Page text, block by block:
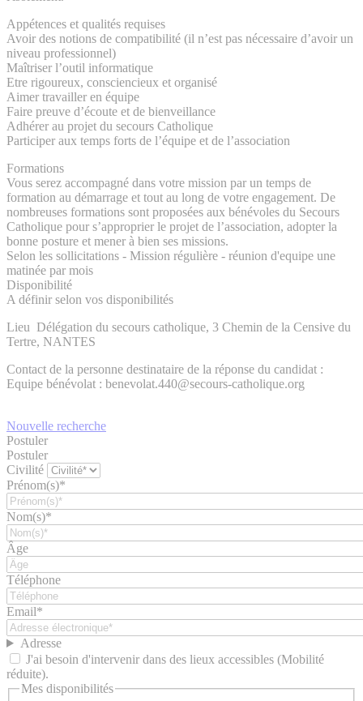
Appétences et qualités requises
Avoir des notions de compatibilité (il n’est pas nécessaire d’avoir un
niveau professionnel)
Maîtriser l’outil informatique
Etre rigoureux, consciencieux et organisé
Aimer travailler en équipe
Faire preuve d’écoute et de bienveillance
Adhérer au projet du secours Catholique
Participer aux temps forts de l’équipe et de l’association
Formations
Vous serez accompagné dans votre mission par un temps de
formation au démarrage et tout au long de votre engagement. De
nombreuses formations sont proposées aux bénévoles du Secours
Catholique pour s’approprier le projet de l’association, adopter la
bonne posture et mener à bien ses missions.
Selon les sollicitations - Mission régulière - réunion d'equipe une
matinée par mois
Disponibilité
A définir selon vos disponibilités
Lieu Délégation du secours catholique, 3 Chemin de la Censive du
Tertre, NANTES
Contact de la personne destinataire de la réponse du candidat :
Equipe bénévolat : benevolat.440@secours-catholique.org
Nouvelle recherche
Postuler
Postuler
Civilité
Prénom(s)*
Nom(s)*
Âge
Téléphone
Email*
Adresse
J'ai besoin d'intervenir dans des lieux accessibles (Mobilité
réduite).
Mes disponibilités